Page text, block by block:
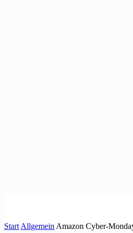
Start Allgemein Amazon Cyber-